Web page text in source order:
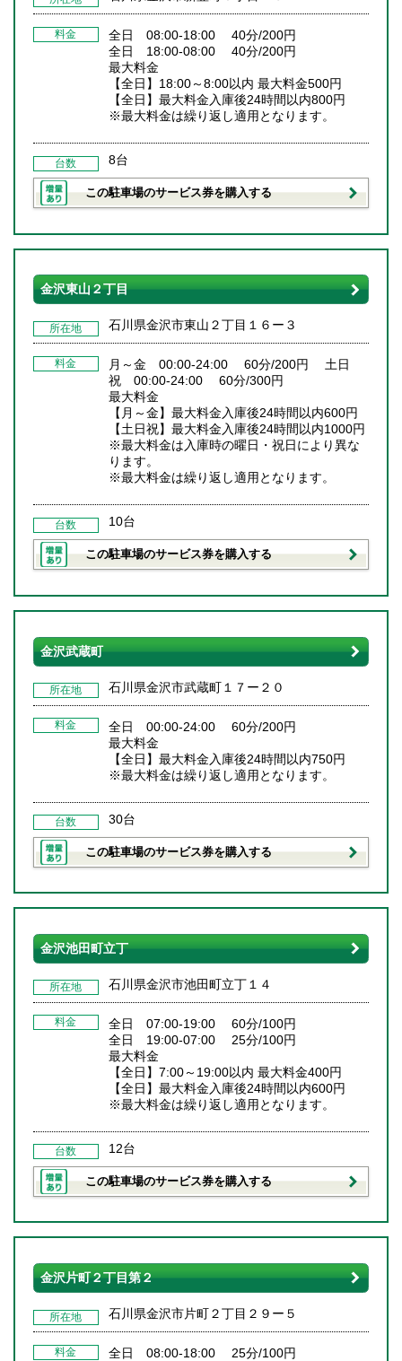
料金
全日 08:00-18:00 40分/200円
全日 18:00-08:00 40分/200円
最大料金
【全日】18:00～8:00以内 最大料金500円
【全日】最大料金入庫後24時間以内800円
※最大料金は繰り返し適用となります。
台数 8台
この駐車場のサービス券を購入する
金沢東山２丁目
所在地 石川県金沢市東山２丁目１６ー３
料金
月～金 00:00-24:00 60分/200円 土日
祝 00:00-24:00 60分/300円
最大料金
【月～金】最大料金入庫後24時間以内600円
【土日祝】最大料金入庫後24時間以内1000円
※最大料金は入庫時の曜日・祝日により異な
ります。
※最大料金は繰り返し適用となります。
台数 10台
この駐車場のサービス券を購入する
金沢武蔵町
所在地 石川県金沢市武蔵町１７ー２０
料金
全日 00:00-24:00 60分/200円
最大料金
【全日】最大料金入庫後24時間以内750円
※最大料金は繰り返し適用となります。
台数 30台
この駐車場のサービス券を購入する
金沢池田町立丁
所在地 石川県金沢市池田町立丁１４
料金
全日 07:00-19:00 60分/100円
全日 19:00-07:00 25分/100円
最大料金
【全日】7:00～19:00以内 最大料金400円
【全日】最大料金入庫後24時間以内600円
※最大料金は繰り返し適用となります。
台数 12台
この駐車場のサービス券を購入する
金沢片町２丁目第２
所在地 石川県金沢市片町２丁目２９ー５
料金
全日 08:00-18:00 25分/100円